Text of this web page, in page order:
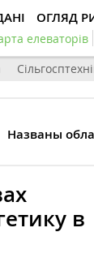
ОГЛЯД
елеваторів
Названы
в